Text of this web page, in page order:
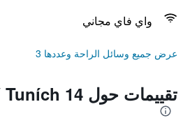
واي فاي مجاني
عرض جميع وسائل الراحة وعددها 3
تقييمات حول Residence V Tuních 14